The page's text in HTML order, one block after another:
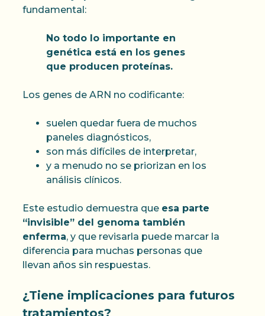
fundamental:
No todo lo importante en
genética está en los genes
que producen proteínas.
Los genes de ARN no codificante:
suelen quedar fuera de muchos
paneles diagnósticos,
son más difíciles de interpretar,
y a menudo no se priorizan en los
análisis clínicos.
Este estudio demuestra que esa parte
“invisible” del genoma también
enferma, y que revisarla puede marcar la
diferencia para muchas personas que
llevan años sin respuestas.
¿Tiene implicaciones para futuros
tratamientos?